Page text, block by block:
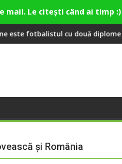
două diplome care a învățat
Compania
şi România